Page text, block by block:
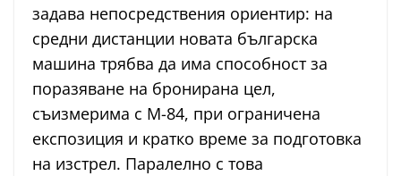
задава непосредствения ориентир: на
средни дистанции новата българска
машина трябва да има способност за
поразяване на бронирана цел,
съизмерима с М-84, при ограничена
експозиция и кратко време за подготовка
на изстрел. Паралелно с това